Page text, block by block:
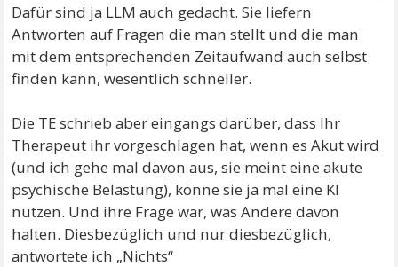
Auch wusste ich mal nicht was ein Blinken in meinem
Dashboard vom Auto bedeutet, kurzerhand fotgrafiert
das Foto eingestellt und bekam die richtige Antwort.
Das Handbuch hat mir da nicht weitergeholfen.
Dafür sind ja LLM auch gedacht. Sie liefern
Antworten auf Fragen die man stellt und die man
mit dem entsprechenden Zeitaufwand auch selbst
finden kann, wesentlich schneller.
Die TE schrieb aber eingangs darüber, dass Ihr
Therapeut ihr vorgeschlagen hat, wenn es Akut wird
(und ich gehe mal davon aus, sie meint eine akute
psychische Belastung), könne sie ja mal eine KI
nutzen. Und ihre Frage war, was Andere davon
halten. Diesbezüglich und nur diesbezüglich,
antwortete ich „Nichts“